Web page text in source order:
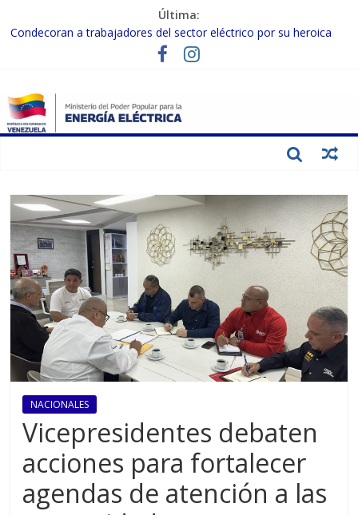
Última:
Condecoran a trabajadores del sector eléctrico por su heroica
labor tras el doble sismo del 24-J
Gobierno Nacional coordina acciones con el sector privado para
Inspeccionan trabajos de rehabilitación en instalaciones del SEN
en Carabobo
Gobierno Nacional activa plan preventivo para fortalecer el SEN
NACIONALES
Vicepresidentes debaten
acciones para fortalecer
agendas de atención a las